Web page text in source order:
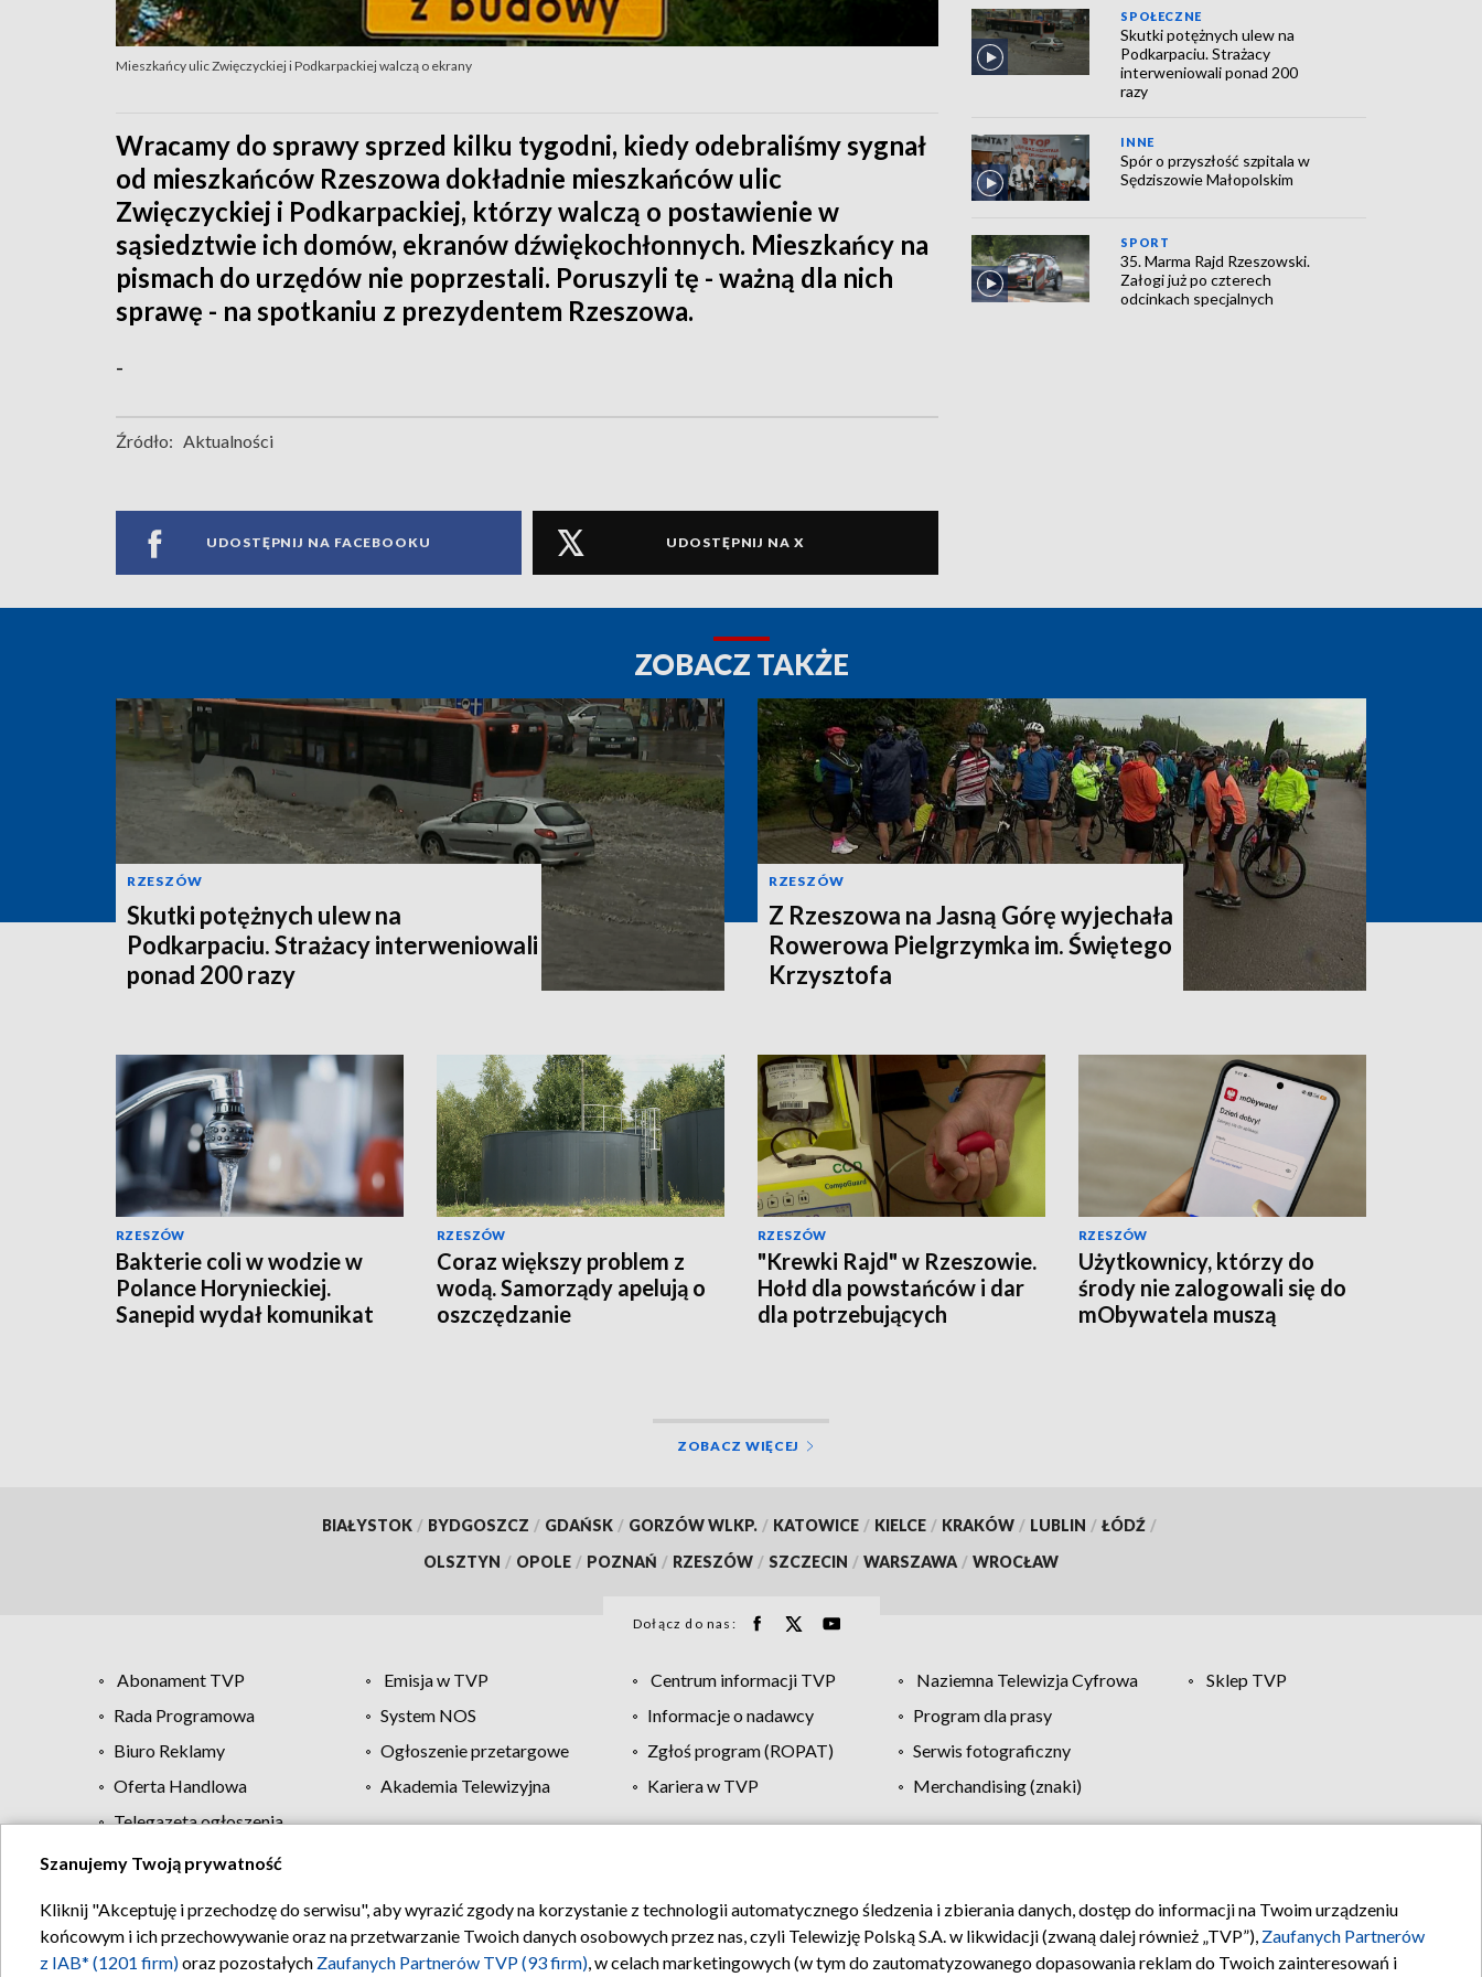
Mieszkańcy ulic Zwięczyckiej i Podkarpackiej walczą o ekrany
Wracamy do sprawy sprzed kilku tygodni, kiedy odebraliśmy sygnał
od mieszkańców Rzeszowa dokładnie mieszkańców ulic
Zwięczyckiej i Podkarpackiej, którzy walczą o postawienie w
sąsiedztwie ich domów, ekranów dźwiękochłonnych. Mieszkańcy na
pismach do urzędów nie poprzestali. Poruszyli tę - ważną dla nich
sprawę - na spotkaniu z prezydentem Rzeszowa.
-
Źródło: Aktualności
UDOSTĘPNIJ NA FACEBOOKU UDOSTĘPNIJ NA X
SPOŁECZNE
Skutki potężnych ulew na
Podkarpaciu. Strażacy
interweniowali ponad 200
razy
INNE
Spór o przyszłość szpitala w
Sędziszowie Małopolskim
SPORT
35. Marma Rajd Rzeszowski.
Załogi już po czterech
odcinkach specjalnych
ZOBACZ TAKŻE
RZESZÓW
Skutki potężnych ulew na
Podkarpaciu. Strażacy interweniowali
ponad 200 razy
RZESZÓW
Z Rzeszowa na Jasną Górę wyjechała
Rowerowa Pielgrzymka im. Świętego
Krzysztofa
RZESZÓW
Bakterie coli w wodzie w
Polance Horynieckiej.
Sanepid wydał komunikat
RZESZÓW
Coraz większy problem z
wodą. Samorządy apelują o
oszczędzanie
RZESZÓW
"Krewki Rajd" w Rzeszowie.
Hołd dla powstańców i dar
dla potrzebujących
RZESZÓW
Użytkownicy, którzy do
środy nie zalogowali się do
mObywatela muszą
ZOBACZ WIĘCEJ
BIAŁYSTOK / BYDGOSZCZ / GDAŃSK / GORZÓW WLKP. / KATOWICE / KIELCE / KRAKÓW / LUBLIN / ŁÓDŹ /
OLSZTYN / OPOLE / POZNAŃ / RZESZÓW / SZCZECIN / WARSZAWA / WROCŁAW
Dołącz do nas:
Abonament TVP Emisja w TVP Centrum informacji TVP Naziemna Telewizja Cyfrowa
Sklep TVP
Rada Programowa
System NOS Informacje o nadawcy
Program dla prasy
Biuro Reklamy
Ogłoszenie przetargowe Zgłoś program (ROPAT)
Serwis fotograficzny
Oferta Handlowa
Akademia Telewizyjna Kariera w TVP
Merchandising (znaki)
Telegazeta ogłoszenia
Regulamin TVP Polityka prywatności Moje zgody Pomoc Biuro reklamy Kontakt
Szanujemy Twoją prywatność
Kliknij "Akceptuję i przechodzę do serwisu", aby wyrazić zgody na korzystanie z technologii automatycznego śledzenia i zbierania danych, dostęp do informacji na Twoim urządzeniu
końcowym i ich przechowywanie oraz na przetwarzanie Twoich danych osobowych przez nas, czyli Telewizję Polską S.A. w likwidacji (zwaną dalej również „TVP”), Zaufanych Partnerów
z IAB* (1201 firm)oraz pozostałych Zaufanych Partnerów TVP (93 firm), w celach marketingowych (w tym do zautomatyzowanego dopasowania reklam do Twoich zainteresowań i